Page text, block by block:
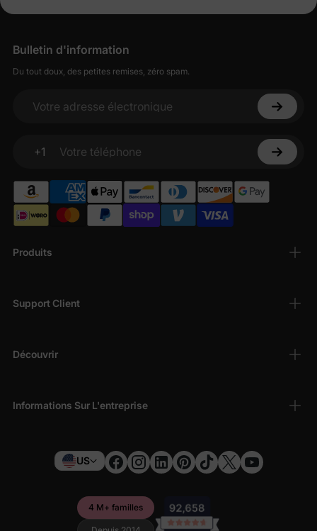
Produits
Support Client
Découvrir
Informations Sur L'entreprise
Bulletin d'information
Du tout doux, des petites remises, zéro spam.
Votre adresse électronique
+1
Votre téléphone
US
4 M+ familles